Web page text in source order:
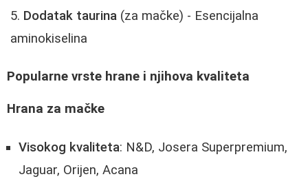
Dodatak taurina (za mačke) - Esencijalna
aminokiselina
Popularne vrste hrane i njihova kvaliteta
Hrana za mačke
Visokog kvaliteta: N&D, Josera Superpremium,
Jaguar, Orijen, Acana